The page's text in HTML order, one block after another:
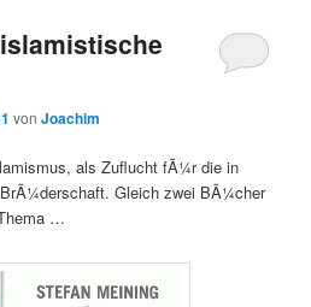
vonJoachim
als Zuflucht fÃ¼r die in
Gleich zwei BÃ¼cher
…